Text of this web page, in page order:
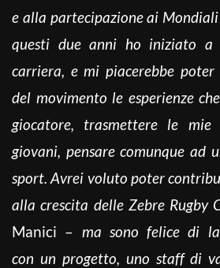
e alla partecipazione ai
questi due anni ho iniziato a
carriera, e mi piacerebbe
del movimento le esperienze
giocatore, trasmettere le mie
giovani, pensare comunque ad
sport. Avrei voluto poter
alla crescita delle Zebre Rugby
Manici – ma sono felice di
con un progetto, uno staff di